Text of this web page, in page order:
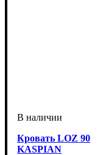
Кровать LOZ 90
KASPIAN